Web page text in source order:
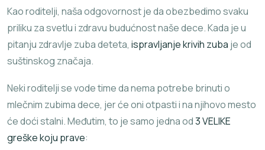
Kao roditelji, naša odgovornost je da obezbedimo svaku
priliku za svetlu i zdravu budućnost naše dece. Kada je u
pitanju zdravlje zuba deteta, ispravljanje krivih zuba je od
suštinskog značaja.
Neki roditelji se vode time da nema potrebe brinuti o
mlečnim zubima dece, jer će oni otpasti i na njihovo mesto
će doći stalni. Međutim, to je samo jedna od3 VELIKE
greške koju prave: